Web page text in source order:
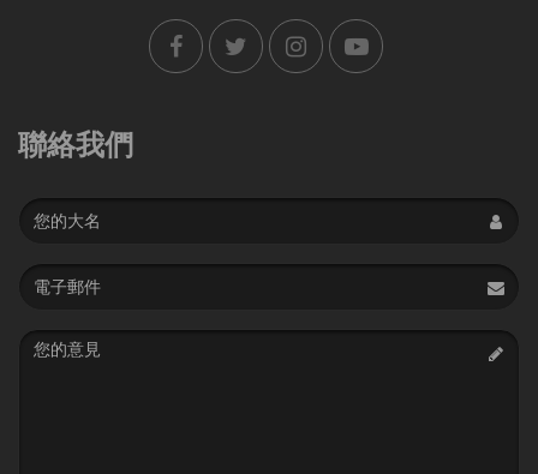
聯絡我們
Name
Email
address
Message